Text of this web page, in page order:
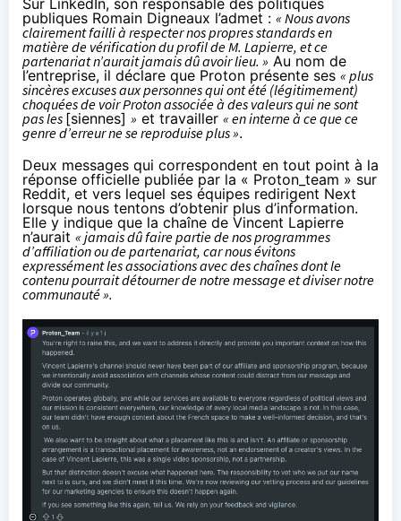
Sur LinkedIn, son responsable des politiques
publiques Romain Digneaux l’admet : « Nous avons
clairement failli à respecter nos propres standards en
matière de vérification du profil de M. Lapierre, et ce
partenariat n’aurait jamais dû avoir lieu. » Au nom de
l’entreprise, il déclare que Proton présente ses « plus
sincères excuses aux personnes qui ont été (légitimement)
choquées de voir Proton associée à des valeurs qui ne sont
pas les [siennes] » et travailler « en interne à ce que ce
genre d’erreur ne se reproduise plus ».
Deux messages qui correspondent en tout point à la
réponse officielle publiée par la « Proton_team » sur
Reddit, et vers lequel ses équipes redirigent Next
lorsque nous tentons d’obtenir plus d’information.
Elle y indique que la chaîne de Vincent Lapierre
n’aurait « jamais dû faire partie de nos programmes
d’affiliation ou de partenariat, car nous évitons
expressément les associations avec des chaînes dont le
contenu pourrait détourner de notre message et diviser notre
communauté ».